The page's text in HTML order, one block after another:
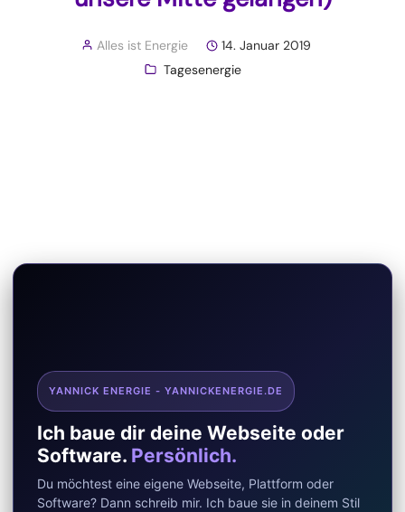
Alles ist Energie
14. Januar 2019
Tagesenergie
YANNICK ENERGIE - YANNICKENERGIE.DE
Ich baue dir deine Webseite oder
Software. Persönlich.
Du möchtest eine eigene Webseite, Plattform oder
Software? Dann schreib mir. Ich baue sie in deinem Stil